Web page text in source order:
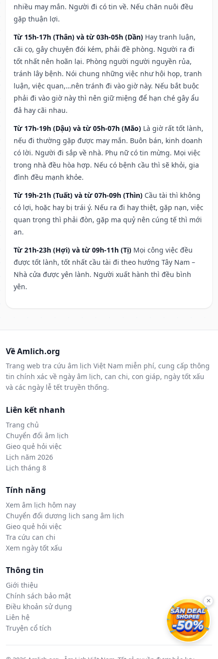
nhiều may mắn. Người đi có tin về. Nếu chăn nuôi đều
gặp thuận lợi.
Từ 15h-17h (Thân) và từ 03h-05h (Dần) Hay tranh luận,
cãi cọ, gây chuyện đói kém, phải đề phòng. Người ra đi
tốt nhất nên hoãn lại. Phòng người người nguyền rủa,
tránh lây bệnh. Nói chung những việc như hội họp, tranh
luận, việc quan,…nên tránh đi vào giờ này. Nếu bắt buộc
phải đi vào giờ này thì nên giữ miệng để hạn ché gây ẩu
đả hay cãi nhau.
Từ 17h-19h (Dậu) và từ 05h-07h (Mão) Là giờ rất tốt lành,
nếu đi thường gặp được may mắn. Buôn bán, kinh doanh
có lời. Người đi sắp về nhà. Phụ nữ có tin mừng. Mọi việc
trong nhà đều hòa hợp. Nếu có bệnh cầu thì sẽ khỏi, gia
đình đều mạnh khỏe.
Từ 19h-21h (Tuất) và từ 07h-09h (Thìn) Cầu tài thì không
có lợi, hoặc hay bị trái ý. Nếu ra đi hay thiệt, gặp nạn, việc
quan trọng thì phải đòn, gặp ma quỷ nên cúng tế thì mới
an.
Từ 21h-23h (Hợi) và từ 09h-11h (Tị) Mọi công việc đều
được tốt lành, tốt nhất cầu tài đi theo hướng Tây Nam –
Nhà cửa được yên lành. Người xuất hành thì đều bình
yên.
Về Amlich.org
Trang web tra cứu âm lịch Việt Nam miễn phí, cung cấp thông
tin chính xác về ngày âm lịch, can chi, con giáp, ngày tốt xấu
và các ngày lễ tết truyền thống.
Liên kết nhanh
Trang chủ
Chuyển đổi âm lịch
Gieo quẻ hỏi việc
Lịch năm 2026
Lịch tháng 8
Tính năng
Xem âm lịch hôm nay
Chuyển đổi dương lịch sang âm lịch
Gieo quẻ hỏi việc
Tra cứu can chi
Xem ngày tốt xấu
Thông tin
Giới thiệu
Chính sách bảo mật
Điều khoản sử dụng
Liên hệ
Truyện cổ tích
×